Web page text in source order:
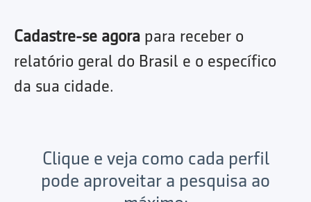
Cadastre-se agora para receber o
relatório geral do Brasil e o específico
da sua cidade.
Clique e veja como cada perfil
pode aproveitar a pesquisa ao